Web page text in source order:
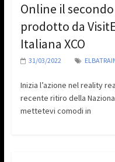
Online il
prodotto da
Italiana XCO
31/03/2022
Inizia l’azione nel reality
recente ritiro della
mettetevi comodi in